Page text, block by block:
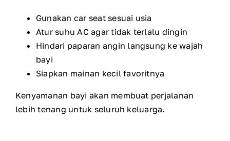
Gunakan car seat sesuai usia
Atur suhu AC agar tidak terlalu dingin
Hindari paparan angin langsung ke wajah
bayi
Siapkan mainan kecil favoritnya
Kenyamanan bayi akan membuat perjalanan
lebih tenang untuk seluruh keluarga.